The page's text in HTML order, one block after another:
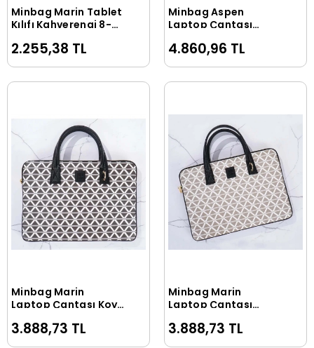
Sepete Ekle
Minbag Marin Tablet
Kılıfı Kahverengi 8-
2.255,38 TL
Sepete Ekle
Minbag Aspen
Laptop Çantası
06
4.860,96 TL
Sepete Ekle
Minbag Marin
Laptop Çantası Koyu
3.888,73 TL
Sepete Ekle
Minbag Marin
Laptop Çantası
3.888,73 TL